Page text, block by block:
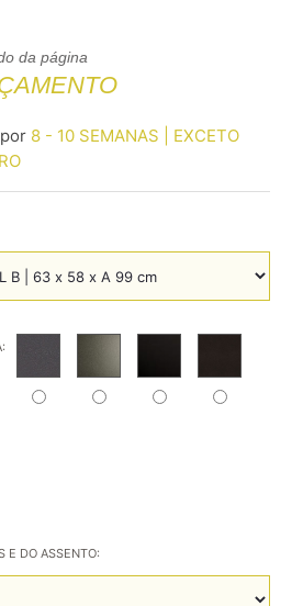
da página
8 - 10 SEMANAS | EXCETO
E DO ASSENTO: